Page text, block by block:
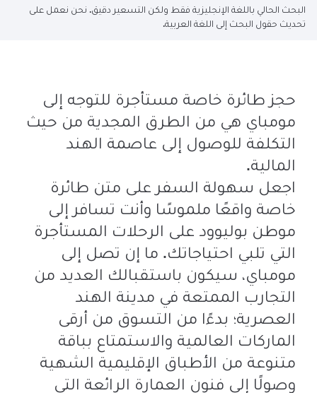
البحث الحالي باللغة الإنجليزية فقط ولكن التسعير دقيق. نحن نعمل على
تحديث حقول البحث إلى اللغة العربية.
حجز طائرة خاصة مستأجرة للتوجه إلى
مومباي هي من الطرق المجدية من حيث
التكلفة للوصول إلى عاصمة الهند
المالية.
اجعل سهولة السفر على متن طائرة
خاصة واقعًا ملموسًا وأنت تسافر إلى
موطن بوليوود على الرحلات المستأجرة
التي تلبي احتياجاتك. ما إن تصل إلى
مومباي، سيكون باستقبالك العديد من
التجارب الممتعة في مدينة الهند
العصرية؛ بدءًا من التسوق من أرقى
الماركات العالمية والاستمتاع بباقة
متنوعة من الأطباق الإقليمية الشهية
وصولًا إلى فنون العمارة الرائعة التي